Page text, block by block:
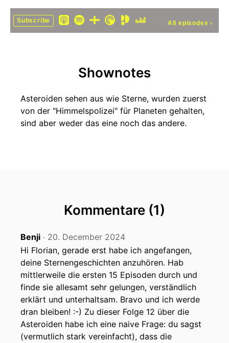
Subscribe All episodes ›
Shownotes
Asteroiden sehen aus wie Sterne, wurden zuerst
von der "Himmelspolizei" für Planeten gehalten,
sind aber weder das eine noch das andere.
Kommentare (1)
Benji ‧ 20. December 2024
Hi Florian, gerade erst habe ich angefangen,
deine Sternengeschichten anzuhören. Hab
mittlerweile die ersten 15 Episoden durch und
finde sie allesamt sehr gelungen, verständlich
erklärt und unterhaltsam. Bravo und ich werde
dran bleiben! :-) Zu dieser Folge 12 über die
Asteroiden habe ich eine naive Frage: du sagst
(vermutlich stark vereinfacht), dass die